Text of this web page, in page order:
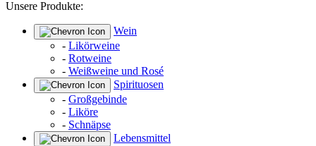
Unsere Produkte:
Wein
- Likörweine
- Rotweine
- Weißweine und Rosé
Spirituosen
- Großgebinde
- Liköre
- Schnäpse
Lebensmittel